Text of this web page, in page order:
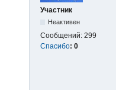
Участник
Неактивен
Сообщений: 299
Спасибо: 0